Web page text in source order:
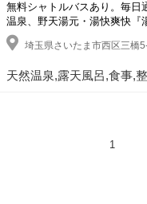
無料シャトルバスあり。毎日
温泉、野天湯元・湯快爽快『
埼玉県さいたま市西区三橋
天然温泉,露天風呂,食事,
1